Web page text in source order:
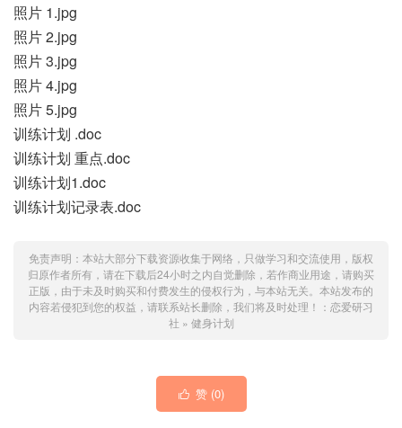
照片 1.jpg
照片 2.jpg
照片 3.jpg
照片 4.jpg
照片 5.jpg
训练计划 .doc
训练计划 重点.doc
训练计划1.doc
训练计划记录表.doc
免责声明：本站大部分下载资源收集于网络，只做学习和交流使用，版权
归原作者所有，请在下载后24小时之内自觉删除，若作商业用途，请购买
正版，由于未及时购买和付费发生的侵权行为，与本站无关。本站发布的
内容若侵犯到您的权益，请联系站长删除，我们将及时处理！： 恋爱研习
社 » 健身计划
 赞 (0)